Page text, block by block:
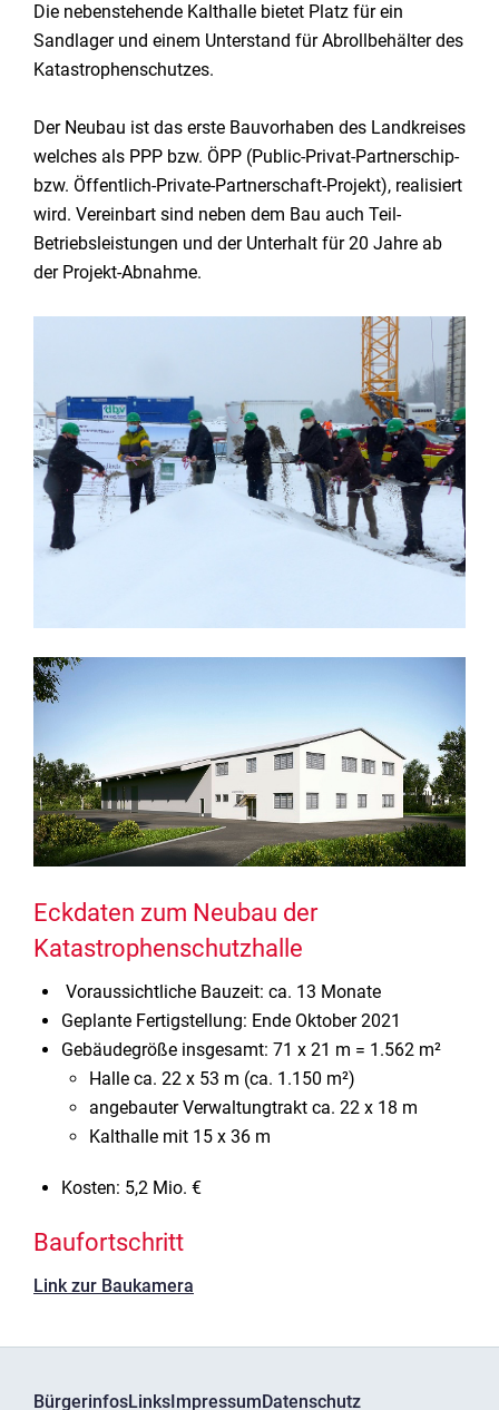
Die nebenstehende Kalthalle bietet Platz für ein
Sandlager und einem Unterstand für Abrollbehälter des
Katastrophenschutzes.
Der Neubau ist das erste Bauvorhaben des Landkreises
welches als PPP bzw. ÖPP (Public-Privat-Partnerschip-
bzw. Öffentlich-Private-Partnerschaft-Projekt), realisiert
wird. Vereinbart sind neben dem Bau auch Teil-
Betriebsleistungen und der Unterhalt für 20 Jahre ab
der Projekt-Abnahme.
Eckdaten zum Neubau der
Katastrophenschutzhalle
Voraussichtliche Bauzeit: ca. 13 Monate
Geplante Fertigstellung: Ende Oktober 2021
Gebäudegröße insgesamt: 71 x 21 m = 1.562 m²
Halle ca. 22 x 53 m (ca. 1.150 m²)
angebauter Verwaltungtrakt ca. 22 x 18 m
Kalthalle mit 15 x 36 m
Kosten: 5,2 Mio. €
Baufortschritt
Link zur Baukamera
BürgerinfosLinksImpressumDatenschutz